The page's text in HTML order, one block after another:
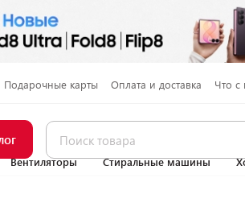
Подарочные карты Оплата и доставка Что с
Вентиляторы Стиральные машины